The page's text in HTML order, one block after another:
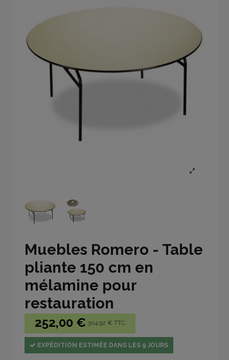
Muebles Romero - Table
pliante 150 cm en
mélamine pour
restauration
252,00 € 304.92 € TTC
EXPÉDITION ESTIMÉE DANS LES 9 JOURS